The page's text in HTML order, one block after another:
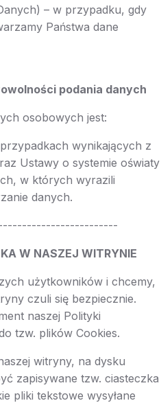
– w przypadku, gdy
Państwa dane
podania danych
osobowych jest:
wynikających z
Ustawy o systemie oświaty
w których wyrazili
danych.
W NASZEJ WITRYNIE
użytkowników i chcemy,
czuli się bezpiecznie.
naszej Polityki
tzw. plików Cookies.
witryny, na dysku
zapisywane tzw. ciasteczka
pliki tekstowe wysyłane